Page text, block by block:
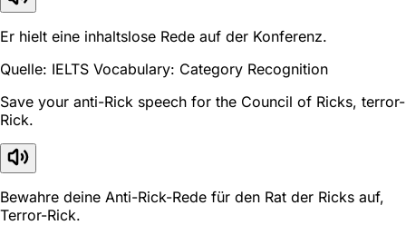
Er hielt eine inhaltslose Rede auf der Konferenz.
Quelle: IELTS Vocabulary: Category Recognition
Save your anti-Rick speech for the Council of Ricks, terror-
Rick.
Bewahre deine Anti-Rick-Rede für den Rat der Ricks auf,
Terror-Rick.